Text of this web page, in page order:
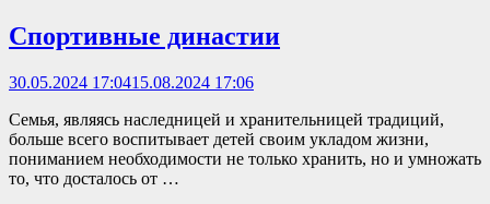
Спортивные династии
30.05.2024 17:0415.08.2024 17:06
Семья, являясь наследницей и хранительницей традиций,
больше всего воспитывает детей своим укладом жизни,
пониманием необходимости не только хранить, но и умножать
то, что досталось от …